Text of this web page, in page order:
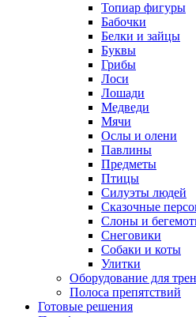
Топиар фигуры
Бабочки
Белки и зайцы
Буквы
Грибы
Лоси
Лошади
Медведи
Мячи
Ослы и олени
Павлины
Предметы
Птицы
Силуэты людей
Сказочные
Слоны и
Снеговики
Собаки и коты
Улитки
Оборудование для
Полоса препятствий
Готовые решения